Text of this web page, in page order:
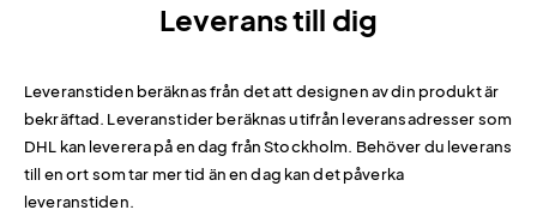
Leverans till dig
Leveranstiden beräknas från det att designen av din produkt är
bekräftad. Leveranstider beräknas utifrån leveransadresser som
DHL kan leverera på en dag från Stockholm. Behöver du leverans
till en ort som tar mer tid än en dag kan det påverka
leveranstiden.